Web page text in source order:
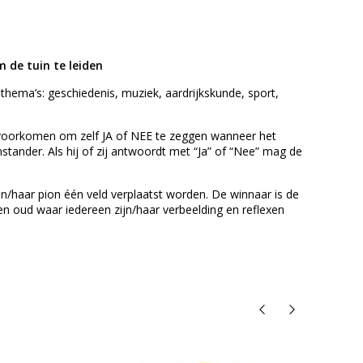
de tuin te leiden
geschiedenis, muziek, aardrijkskunde, sport,
om zelf JA of NEE te zeggen wanneer het
Als hij of zij antwoordt met “Ja” of “Nee” mag de
haar pion één veld verplaatst worden. De winnaar is de
oud waar iedereen zijn/haar verbeelding en reflexen